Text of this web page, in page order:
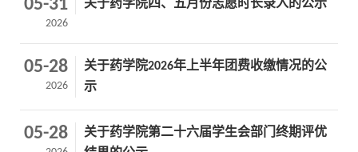
05-31
2026
关于药学院四、五月份志愿时长录入的公示
05-28
2026
关于药学院2026年上半年团费收缴情况的公
示
05-28
关于药学院第二十六届学生会部门终期评优